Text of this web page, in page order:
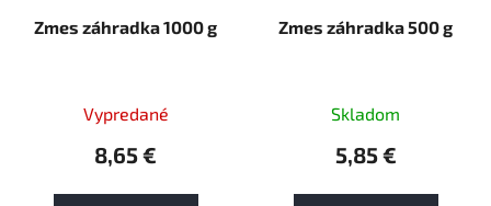
Zmes záhradka 1000 g
Vypredané
8,65 €
Zmes záhradka 500 g
Skladom
5,85 €